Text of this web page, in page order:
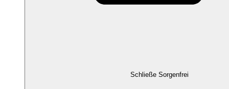
Schließe Sorgenfrei